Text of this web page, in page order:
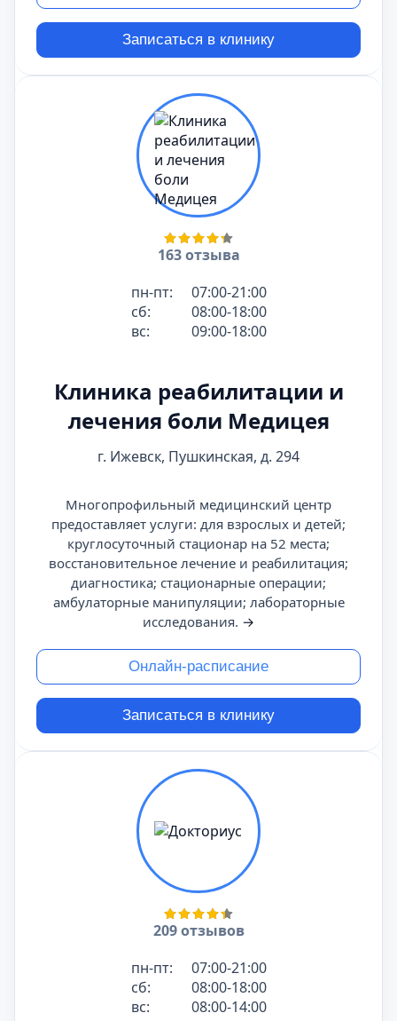
Записаться в клинику
163 отзыва
пн-пт:
07:00-21:00
сб:
08:00-18:00
вс:
09:00-18:00
Клиника реабилитации и
лечения боли Медицея
г. Ижевск, Пушкинская, д. 294
Многопрофильный медицинский центр
предоставляет услуги: для взрослых и детей;
круглосуточный стационар на 52 места;
восстановительное лечение и реабилитация;
диагностика; стационарные операции;
амбулаторные манипуляции; лабораторные
исследования. →
Онлайн-расписание
Записаться в клинику
209 отзывов
пн-пт:
07:00-21:00
сб:
08:00-18:00
вс:
08:00-14:00